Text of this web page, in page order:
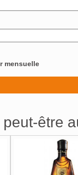
mensuelle
peut-être